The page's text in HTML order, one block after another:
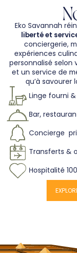
Eko Savannah
liberté et
conciergerie,
expériences
personnalisé selon
et un service de
qu’à savourer
Linge fourni
Bar,
Concierge
Transferts &
Hospitalité